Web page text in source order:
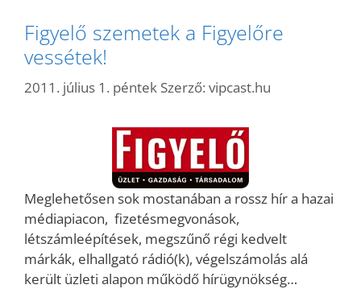
Figyelő szemetek a Figyelőre
vessétek!
2011. július 1. péntek Szerző: vipcast.hu
Meglehetősen sok mostanában a rossz hír a hazai
médiapiacon, fizetésmegvonások,
létszámleépítések, megszűnő régi kedvelt
márkák, elhallgató rádió(k), végelszámolás alá
került üzleti alapon működő hírügynökség…